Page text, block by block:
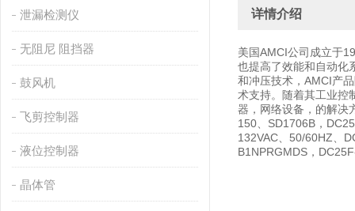
泄漏检测仪
无阻尼 阻挡器
鼓风机
飞剪控制器
液位控制器
晶体管
详情介绍
美国AMCI公司成立于
也提高了效能和自动化
和冲压技术，AMCI产
术支持。随着其工业控
器，网络设备，的解决
150、SD1706B，
132VAC、50/60HZ、
B1NPRGMDS，